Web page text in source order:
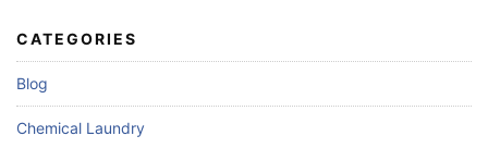
CATEGORIES
Blog
Chemical Laundry